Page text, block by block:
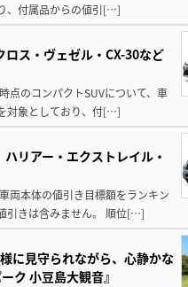
、付属品からの値引[…]
ロス・ヴェゼル・CX-30など
点のコンパクトSUVについて、車
対象としており、付[…]
リアー・エクストレイル・
両本体の値引き目標額をランキン
引きは含みません。 順位[…]
に見守られながら、心静かな
ク 小豆島大観音』